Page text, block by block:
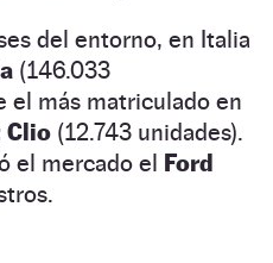
del entorno, en Italia
(146.033
el más matriculado en
Clio (12.743 unidades).
el mercado el Ford